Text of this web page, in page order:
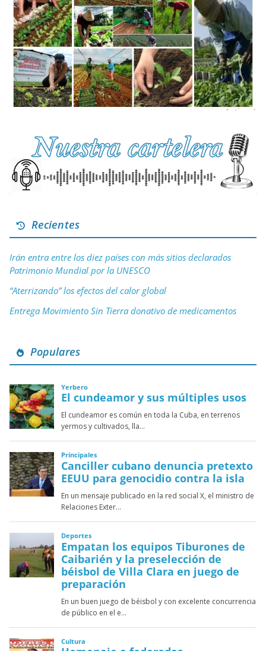
Recientes
Irán entra entre los diez países con más sitios declarados
Patrimonio Mundial por la UNESCO
“Aterrizando” los efectos del calor global
Entrega Movimiento Sin Tierra donativo de medicamentos
Populares